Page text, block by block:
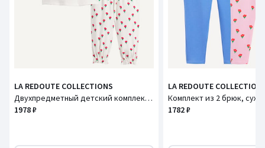
LA REDOUTE COLLECTIONS
Двухпредметный детский комплект с цветочным рисунком, футболка и брючки
1978 ₽
LA REDOUTE
1782 ₽